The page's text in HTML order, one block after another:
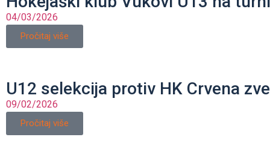
04/03/2026
Pročitaj više
U12 selekcija protiv HK Crvena
09/02/2026
Pročitaj više